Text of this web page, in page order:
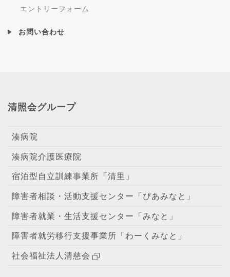
エントリーフォーム
お問い合わせ
清照会グループ
湊病院
湊病院介護医療院
宿泊型自立訓練事業所「清里」
障害者相談・活動支援センター「ぴあみなと」
障害者就業・生活支援センター「みなと」
障害者就労移行支援事業所「わーくみなと」
社会福祉法人清慈会